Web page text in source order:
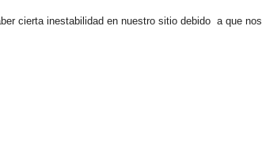
cierta inestabilidad en nuestro sitio debido a que nos